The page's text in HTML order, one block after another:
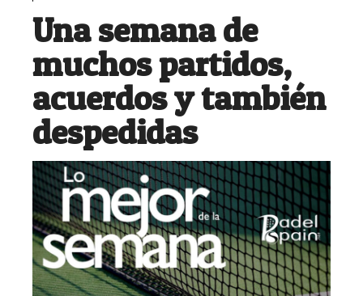
Una semana de
muchos partidos,
acuerdos y también
despedidas